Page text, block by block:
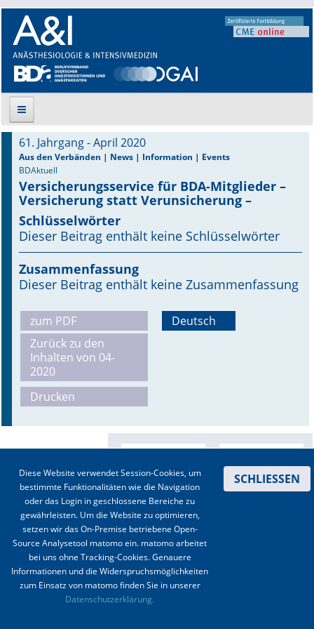
Suche
Aktuelle Ausgabe
Leitlinien
Archiv
Supplements
Supplements OrphanAnesthesia
Online First
A&I English
Mediadaten
Autoren-Service
Stellenmarkt
Kongresskalender
61. Jahrgang - April 2020
Aus den Verbänden | News | Information | Events
BDAktuell
Versicherungsservice für BDA-Mitglieder –
Versicherung statt Verunsicherung –
Schlüsselwörter
Dieser Beitrag enthält keine Schlüsselwörter
Zusammenfassung
Dieser Beitrag enthält keine Zusammenfassung
zum PDF
Zurück zu den
Inhalten von 04-
2020
Drucken
Deutsch
Impressum Datenschutz
Diese Website verwendet Session-Cookies, um
bestimmte Funktionalitäten wie die Navigation
oder das Login in geschlossene Bereiche zu
gewährleisten. Um die Website zu optimieren,
setzen wir das On-Premise betriebene Open-
Source Analysetool matomo ein. matomo arbeitet
bei uns ohne Tracking-Cookies. Genauere
Informationen und die Widerspruchsmöglichkeiten
zum Einsatz von matomo finden Sie in unserer
Datenschutzerklärung.
SCHLIESSEN